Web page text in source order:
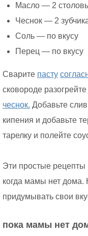
Масло — 2
Чеснок — 2
Соль — по вкусу
Перец — по вкусу
Сварите пасту
сковороде
чеснок. Добавьте
кипения и добавьте
тарелку и полейте
Эти простые рецепты
когда мамы нет дома.
придумывать свои
пока мамы нет